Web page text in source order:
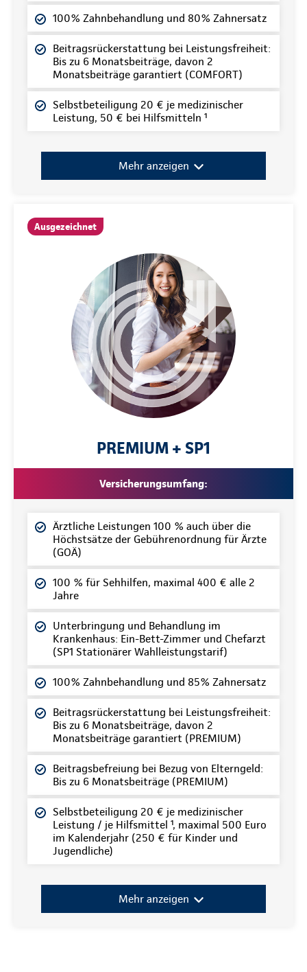
100% Zahnbehandlung und 80% Zahnersatz
Beitragsrückerstattung bei Leistungsfreiheit:
Bis zu 6 Monatsbeiträge, davon 2
Monatsbeiträge garantiert (COMFORT)
Selbstbeteiligung 20 € je medizinischer
Leistung, 50 € bei Hilfsmitteln ¹
Mehr anzeigen
Ausgezeichnet
PREMIUM + SP1
Versicherungsumfang:
Ärztliche Leistungen 100 % auch über die
Höchstsätze der Gebührenordnung für Ärzte
(GOÄ)
100 % für Sehhilfen, maximal 400 € alle 2
Jahre
Unterbringung und Behandlung im
Krankenhaus: Ein-Bett-Zimmer und Chefarzt
(SP1 Stationärer Wahlleistungstarif)
100% Zahnbehandlung und 85% Zahnersatz
Beitragsrückerstattung bei Leistungsfreiheit:
Bis zu 6 Monatsbeiträge, davon 2
Monatsbeiträge garantiert (PREMIUM)
Beitragsbefreiung bei Bezug von Elterngeld:
Bis zu 6 Monatsbeiträge (PREMIUM)
Selbstbeteiligung 20 € je medizinischer
Leistung / je Hilfsmittel ¹, maximal 500 Euro
im Kalenderjahr (250 € für Kinder und
Jugendliche)
Mehr anzeigen